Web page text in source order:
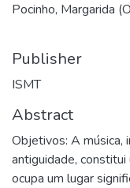
Pocinho, Margarida
Publisher
ISMT
Abstract
Objetivos: A música,
antiguidade,
ocupa um lugar